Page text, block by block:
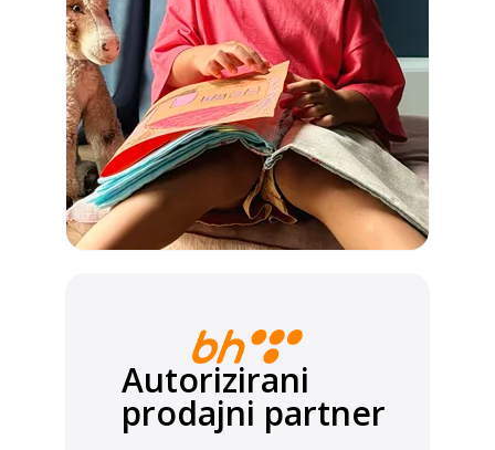
Autorizirani
prodajni partner